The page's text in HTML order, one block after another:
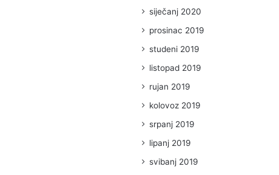
siječanj 2020
prosinac 2019
studeni 2019
listopad 2019
rujan 2019
kolovoz 2019
srpanj 2019
lipanj 2019
svibanj 2019